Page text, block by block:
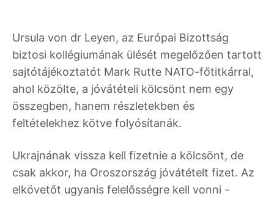
Ursula von dr Leyen, az Európai Bizottság
biztosi kollégiumának ülését megelőzően tartott
sajtótájékoztatót Mark Rutte NATO-főtitkárral,
ahol közölte, a jóvátételi kölcsönt nem egy
összegben, hanem részletekben és
feltételekhez kötve folyósítanák.
Ukrajnának vissza kell fizetnie a kölcsönt, de
csak akkor, ha Oroszország jóvátételt fizet. Az
elkövetőt ugyanis felelősségre kell vonni -